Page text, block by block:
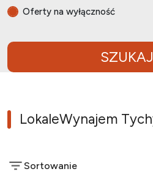
Oferty na wyłączność
SZUKAJ
LokaleWynajem
Sortowanie